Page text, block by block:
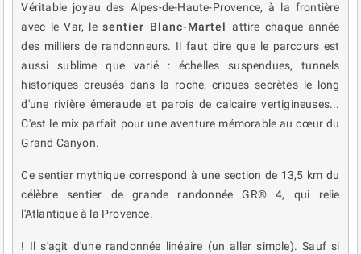
Véritable joyau des Alpes-de-Haute-Provence, à la frontière
avec le Var, lesentier Blanc-Martelattire chaque année
des milliers de randonneurs. Il faut dire que le parcours est
aussi sublime que varié : échelles suspendues, tunnels
historiques creusés dans la roche, criques secrètes le long
d'une rivière émeraude et parois de calcaire vertigineuses...
C'est le mix parfait pour une aventure mémorable au cœur du
Grand Canyon.
Ce sentier mythique correspond à une section de 13,5 km du
célèbre sentier de grande randonnée GR® 4, qui relie
l'Atlantique à la Provence.
! Il s'agit d'une randonnée linéaire (un aller simple). Sauf si